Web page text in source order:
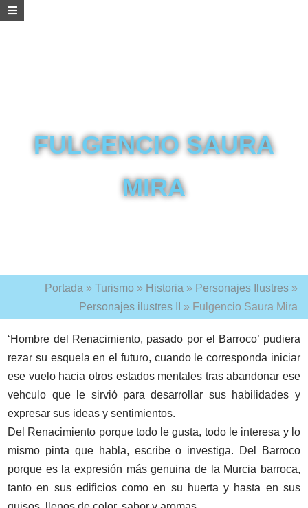
FULGENCIO SAURA
MIRA
Portada » Turismo » Historia » Personajes Ilustres »
Personajes ilustres II
» Fulgencio Saura Mira
‘Hombre del Renacimiento, pasado por el Barroco’ pudiera
rezar su esquela en el futuro, cuando le corresponda iniciar
ese vuelo hacia otros estados mentales tras abandonar ese
vehculo que le sirvió para desarrollar sus habilidades y
expresar sus ideas y sentimientos.
Del Renacimiento porque todo le gusta, todo le interesa y lo
mismo pinta que habla, escribe o investiga. Del Barroco
porque es la expresión más genuina de la Murcia barroca,
tanto en sus edificios como en su huerta y hasta en sus